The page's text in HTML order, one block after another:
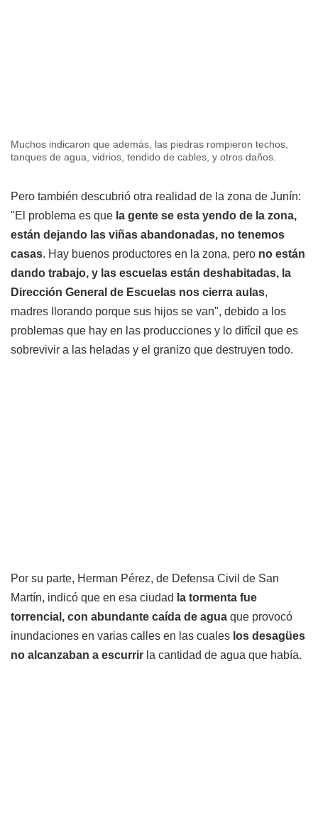
Muchos indicaron que además, las piedras rompieron techos,
tanques de agua, vidrios, tendido de cables, y otros daños.
Pero también descubrió otra realidad de la zona de Junín:
"El problema es que la gente se esta yendo de la zona,
están dejando las viñas abandonadas, no tenemos
casas. Hay buenos productores en la zona, pero no están
dando trabajo, y las escuelas están deshabitadas, la
Dirección General de Escuelas nos cierra aulas,
madres llorando porque sus hijos se van", debido a los
problemas que hay en las producciones y lo difícil que es
sobrevivir a las heladas y el granizo que destruyen todo.
Por su parte, Herman Pérez, de Defensa Civil de San
Martín, indicó que en esa ciudad la tormenta fue
torrencial, con abundante caída de agua que provocó
inundaciones en varias calles en las cuales los desagües
no alcanzaban a escurrir la cantidad de agua que había.